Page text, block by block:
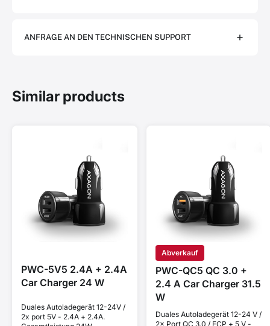
ANFRAGE AN DEN TECHNISCHEN SUPPORT
Similar products
PWC-5V5 2.4A + 2.4A
Car Charger 24 W
Duales Autoladegerät 12-24V /
2x port 5V - 2.4A + 2.4A.
Abverkauf
PWC-QC5 QC 3.0 +
2.4 A Car Charger 31.5
W
Duales Autoladegerät 12-24 V /
2× Port QC 3.0 / FCP + 5 V -